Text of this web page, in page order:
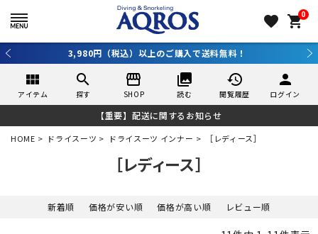
favorite 0
shopping_cart
3,980円（税込）以上のご購入で送料無料！
view_module
アイテム
search
探す
storefront
SHOP
collections
読む
history
閲覧履歴
person
ログイン
【重要】配送に関するお知らせ
HOME ドライスーツ ドライスーツ インナー ［レディース］
［レディース］
新着順 価格が安い順 価格が高い順 レビュー順